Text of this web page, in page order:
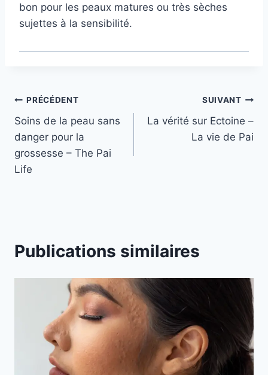
bon pour les peaux matures ou très sèches
sujettes à la sensibilité.
Navigation
de
l’article
PRÉCÉDENT
Soins de la peau sans
danger pour la
grossesse – The Pai
Life
SUIVANT
La vérité sur Ectoine –
La vie de Pai
Publications similaires